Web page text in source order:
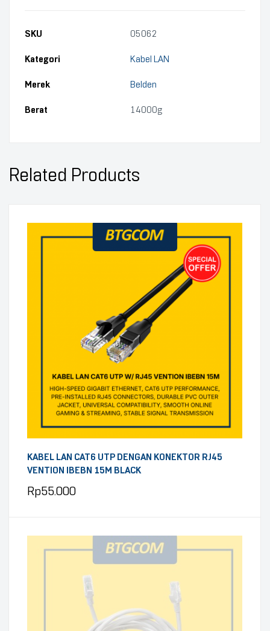
SKU 05062
Kategori Kabel LAN
Merek Belden
Berat 14000g
Related Products
KABEL LAN CAT6 UTP DENGAN KONEKTOR RJ45
VENTION IBEBN 15M BLACK
Rp55.000